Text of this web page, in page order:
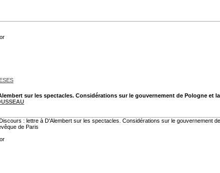
sur les spectacles. Considérations sur le gouvernement de Pologne et
: lettre à D'Alembert sur les spectacles. Considérations sur le gouvernement
de Paris